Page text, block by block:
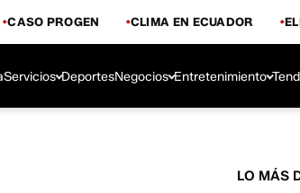
CASO PROGEN CLIMA EN ECUADOR
Servicios DeportesNegocios Entretenimiento
LO MÁS